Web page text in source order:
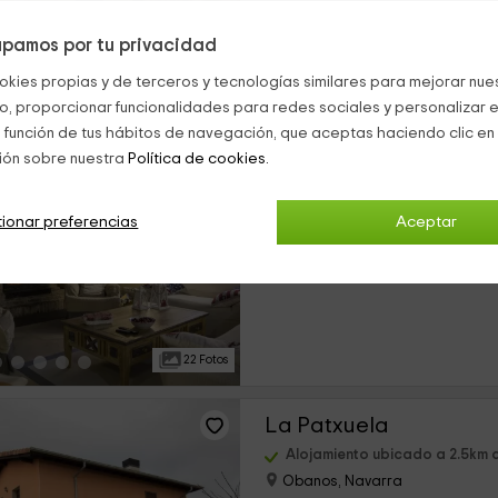
por tu privacidad
propias y de terceros y tecnologías similares para mejorar
proporcionar funcionalidades para redes sociales y personalizar
de tus hábitos de navegación, que aceptas haciendo clic
sobre nuestra Política de cookies.
Aceptar
preferencias
22 Fotos
Casa Villazón II
0 opiniones
La Patxuela
Alojamiento ubicado a 2.5km
Obanos, Navarra